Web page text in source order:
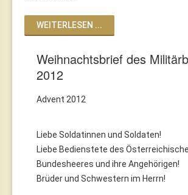
WEITERLESEN ...
Weihnachtsbrief des
2012
Advent 2012
Liebe Soldatinnen und Soldaten!
Liebe Bedienstete des
Bundesheeres und ihre Angehörigen!
Brüder und Schwestern im Herrn!